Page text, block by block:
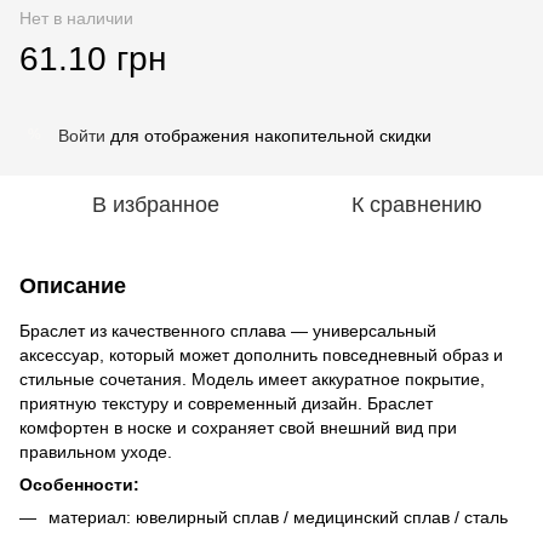
Нет в наличии
61.10 грн
Войти для отображения накопительной скидки
В избранное К сравнению
Описание
Браслет из качественного сплава — универсальный
аксессуар, который может дополнить повседневный образ и
стильные сочетания. Модель имеет аккуратное покрытие,
приятную текстуру и современный дизайн. Браслет
комфортен в носке и сохраняет свой внешний вид при
правильном уходе.
Особенности:
материал: ювелирный сплав / медицинский сплав / сталь